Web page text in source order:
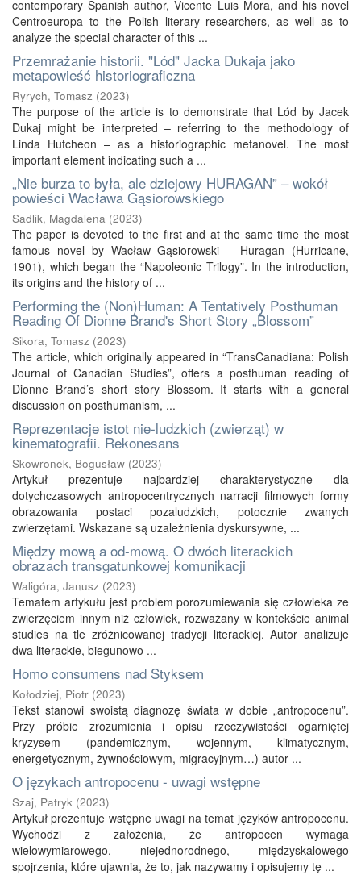
contemporary Spanish author, Vicente Luis Mora, and his novel
Centroeuropa to the Polish literary researchers, as well as to
analyze the special character of this ...
Przemrażanie historii. "Lód" Jacka Dukaja jako
metapowieść historiograficzna
Ryrych, Tomasz (2023)
The purpose of the article is to demonstrate that Lód by Jacek
Dukaj might be interpreted – referring to the methodology of
Linda Hutcheon – as a historiographic metanovel. The most
important element indicating such a ...
„Nie burza to była, ale dziejowy HURAGAN” – wokół
powieści Wacława Gąsiorowskiego
Sadlik, Magdalena (2023)
The paper is devoted to the first and at the same time the most
famous novel by Wacław Gąsiorowski – Huragan (Hurricane,
1901), which began the “Napoleonic Trilogy”. In the introduction,
its origins and the history of ...
Performing the (Non)Human: A Tentatively Posthuman
Reading Of Dionne Brand's Short Story „Blossom”
Sikora, Tomasz (2023)
The article, which originally appeared in “TransCanadiana: Polish
Journal of Canadian Studies”, offers a posthuman reading of
Dionne Brand’s short story Blossom. It starts with a general
discussion on posthumanism, ...
Reprezentacje istot nie‑ludzkich (zwierząt) w
kinematografii. Rekonesans
Skowronek, Bogusław (2023)
Artykuł prezentuje najbardziej charakterystyczne dla
dotychczasowych antropocentrycznych narracji filmowych formy
obrazowania postaci pozaludzkich, potocznie zwanych
zwierzętami. Wskazane są uzależnienia dyskursywne, ...
Między mową a od‑mową. O dwóch literackich
obrazach transgatunkowej komunikacji
Waligóra, Janusz (2023)
Tematem artykułu jest problem porozumiewania się człowieka ze
zwierzęciem innym niż człowiek, rozważany w kontekście animal
studies na tle zróżnicowanej tradycji literackiej. Autor analizuje
dwa literackie, biegunowo ...
Homo consumens nad Styksem
Kołodziej, Piotr (2023)
Tekst stanowi swoistą diagnozę świata w dobie „antropocenu”.
Przy próbie zrozumienia i opisu rzeczywistości ogarniętej
kryzysem (pandemicznym, wojennym, klimatycznym,
energetycznym, żywnościowym, migracyjnym…) autor ...
O językach antropocenu - uwagi wstępne
Szaj, Patryk (2023)
Artykuł prezentuje wstępne uwagi na temat języków antropocenu.
Wychodzi z założenia, że antropocen wymaga
wielowymiarowego, niejednorodnego, międzyskalowego
spojrzenia, które ujawnia, że to, jak nazywamy i opisujemy tę ...